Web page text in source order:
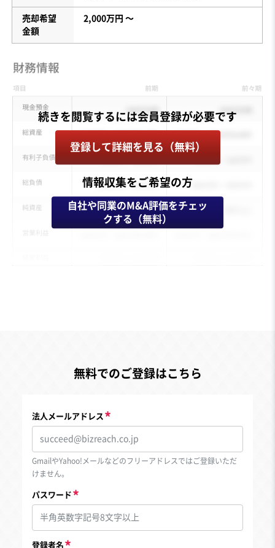
売却希望
金額
2,000万円 〜
登録して詳細を見る（無料）
情報収集をご希望の方
自社や同業のM&A評価をチェッ
クする（無料）
無料でのご登録はこちら
法人メールアドレス
GmailやYahoo!メールなどのフリーアドレスではご登録いただ
けません。
パスワード
登録者名